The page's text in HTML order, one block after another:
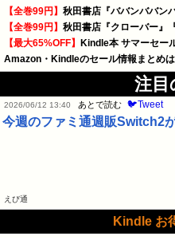
【全巻99円】 秋田書店『ババンババン
【全巻99円】 秋田書店『クローバー』
【最大65%OFF】
Kindle本 サマーセー
Amazon・Kindleのセール情報まとめは
注目
2026/06/12 13:40 あとで読む 🐦Tweet
今週のファミ通週販Switch2
えび通
Kindle お